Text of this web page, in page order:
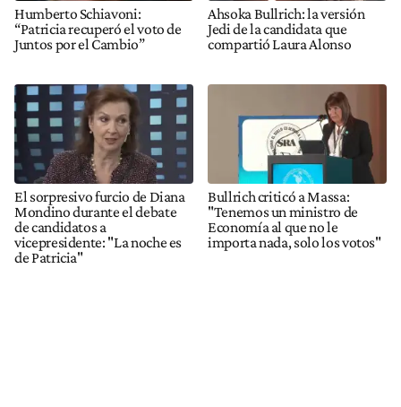
Humberto Schiavoni:
“Patricia recuperó el voto de
Juntos por el Cambio”
Ahsoka Bullrich: la versión
Jedi de la candidata que
compartió Laura Alonso
El sorpresivo furcio de Diana
Mondino durante el debate
de candidatos a
vicepresidente: "La noche es
de Patricia"
Bullrich criticó a Massa:
"Tenemos un ministro de
Economía al que no le
importa nada, solo los votos"